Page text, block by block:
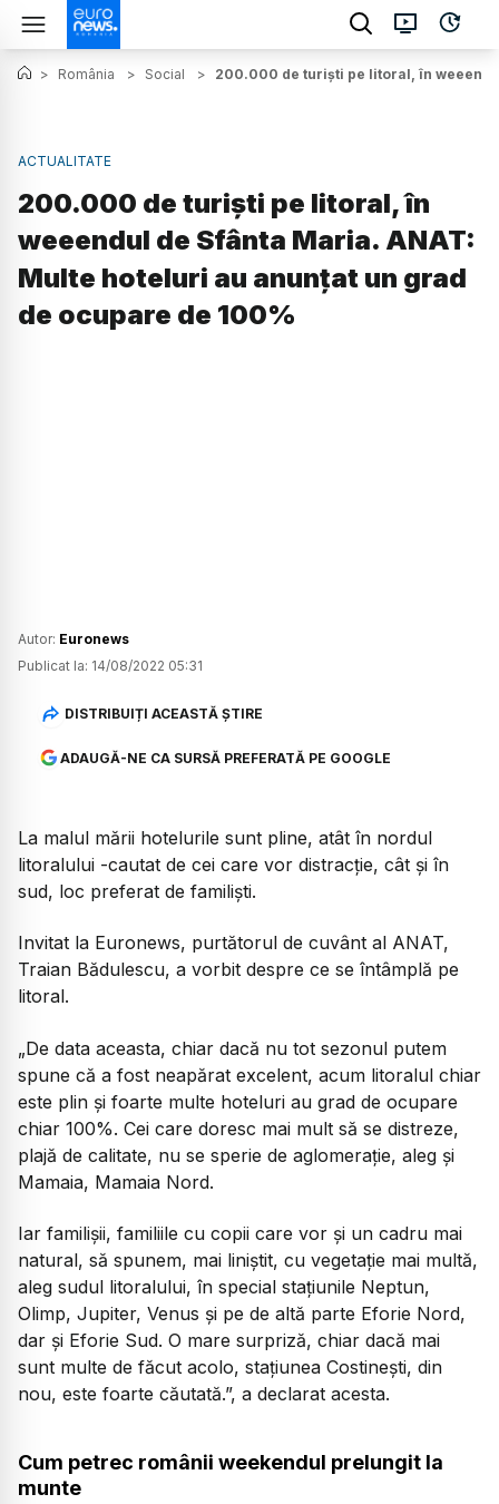
> România > Social > 200.000 de turiști pe litoral, în
ACTUALITATE
200.000 de turiști pe litoral, în
weeendul de Sfânta Maria. ANAT:
Multe hoteluri au anunțat un grad
de ocupare de 100%
Autor: Euronews
Publicat la: 14/08/2022 05:31
DISTRIBUIȚI ACEASTĂ ȘTIRE
ADAUGĂ-NE CA SURSĂ PREFERATĂ PE GOOGLE
La malul mării hotelurile sunt pline, atât în nordul
litoralului -cautat de cei care vor distracție, cât și în
sud, loc preferat de familiști.
Invitat la Euronews, purtătorul de cuvânt al ANAT,
Traian Bădulescu, a vorbit despre ce se întâmplă pe
litoral.
„De data aceasta, chiar dacă nu tot sezonul putem
spune că a fost neapărat excelent, acum litoralul chiar
este plin și foarte multe hoteluri au grad de ocupare
chiar 100%. Cei care doresc mai mult să se distreze,
plajă de calitate, nu se sperie de aglomerație, aleg și
Mamaia, Mamaia Nord.
Iar familișii, familiile cu copii care vor și un cadru mai
natural, să spunem, mai liniștit, cu vegetație mai multă,
aleg sudul litoralului, în special stațiunile Neptun,
Olimp, Jupiter, Venus și pe de altă parte Eforie Nord,
dar și Eforie Sud. O mare surpriză, chiar dacă mai
sunt multe de făcut acolo, stațiunea Costinești, din
nou, este foarte căutată.”, a declarat acesta.
Cum petrec românii weekendul prelungit la
munte